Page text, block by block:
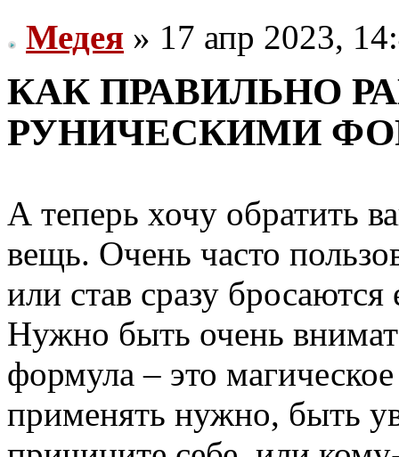
Медея » 17 апр 2023,
КАК ПРАВИЛЬНО
РУНИЧЕСКИМИ
А теперь хочу обратить
вещь. Очень часто
или став сразу бросаются
Нужно быть очень
формула – это
применять нужно, быть